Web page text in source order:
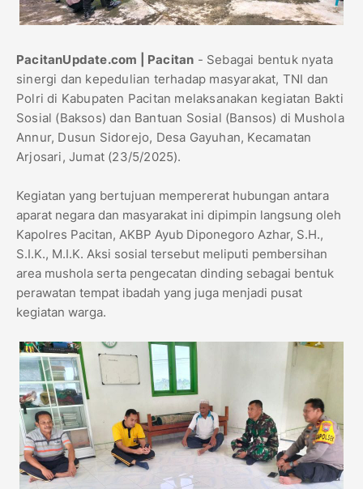
PacitanUpdate.com | Pacitan - Sebagai bentuk nyata
sinergi dan kepedulian terhadap masyarakat, TNI dan
Polri di Kabupaten Pacitan melaksanakan kegiatan Bakti
Sosial (Baksos) dan Bantuan Sosial (Bansos) di Mushola
Annur, Dusun Sidorejo, Desa Gayuhan, Kecamatan
Arjosari, Jumat (23/5/2025).
Kegiatan yang bertujuan mempererat hubungan antara
aparat negara dan masyarakat ini dipimpin langsung oleh
Kapolres Pacitan, AKBP Ayub Diponegoro Azhar, S.H.,
S.I.K., M.I.K. Aksi sosial tersebut meliputi pembersihan
area mushola serta pengecatan dinding sebagai bentuk
perawatan tempat ibadah yang juga menjadi pusat
kegiatan warga.